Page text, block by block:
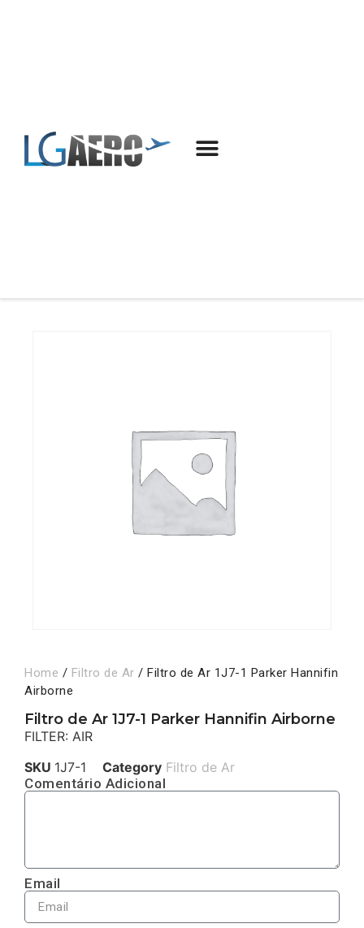
Home / Filtro de Ar / Filtro de Ar 1J7-1 Parker Hannifin
Airborne
Filtro de Ar 1J7-1 Parker Hannifin Airborne
FILTER: AIR
SKU 1J7-1 Category Filtro de Ar
Comentário Adicional
Email